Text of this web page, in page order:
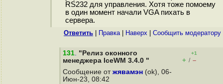
RS232 для управления. Хотя тоже помоему
в один момент начали VGA пихать в
сервера.
Ответить Правка| Наверх Cообщить модератору
131. "Релиз оконного
менеджера IceWM 3.4.0 "
+1
+ / –
Сообщение от жявамэн (ok), 06-
Июн-23, 08:42